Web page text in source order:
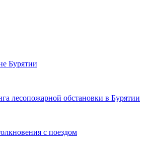
Бурятии
лесопожарной обстановки в Бурятии
с поездом